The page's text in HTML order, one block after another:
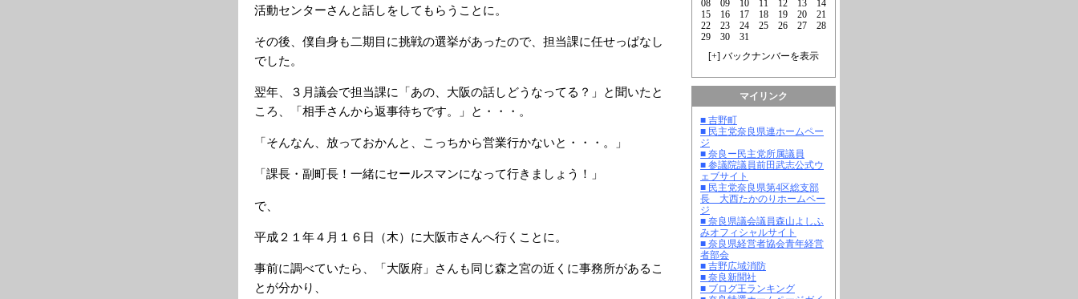
08
09 10 11 12 13
14
15
16 17 18 19 20
21
22
23 24 25 26 27
28
29
30
31
[+] バックナンバーを表示
マイリンク
■ 吉野町
■ 民主党奈良県連ホームペー
ジ
■ 奈良ー民主党所属議員
■ 参議院議員前田武志公式ウ
ェブサイト
■ 民主党奈良県第4区総支部
長 大西たかのりホームペー
ジ
■ 奈良県議会議員森山よしふ
みオフィシャルサイト
■ 奈良県経営者協会青年経営
者部会
■ 吉野広域消防
■ 奈良新聞社
■ ブログ王ランキング
活動センターさんと話しをしてもらうことに。
その後、僕自身も二期目に挑戦の選挙があったので、担当課に任せっぱなし
でした。
翌年、３月議会で担当課に「あの、大阪の話しどうなってる？」と聞いたと
ころ、「相手さんから返事待ちです。」と・・・。
「そんなん、放っておかんと、こっちから営業行かないと・・・。」
「課長・副町長！一緒にセールスマンになって行きましょう！」
で、
平成２１年４月１６日（木）に大阪市さんへ行くことに。
事前に調べていたら、「大阪府」さんも同じ森之宮の近くに事務所があるこ
とが分かり、